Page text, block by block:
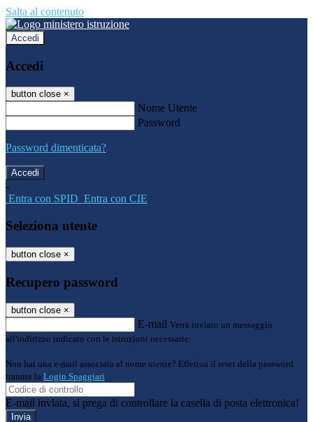
Salta al contenuto
Accedi
Accedi
button close ×
Nome Utente
Password
Password dimenticata?
-
Entra con SPID Entra con CIE
Seleziona utente
button close ×
Recupero password
button close ×
E-mail Verrà inviato un messaggio
all'indirizzo indicato con le istruzioni necessarie.
Non hai una e-mail associata al nome utente? Effettua il reset della password
tramite la Login Spaggiari
E-mail inviata, si prega di controllare la casella di posta elettronica!